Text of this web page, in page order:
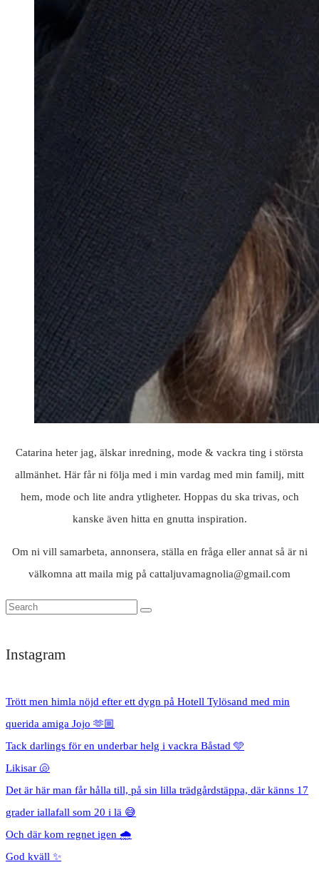
Catarina heter jag, älskar inredning, mode & vackra ting i största
allmänhet. Här får ni följa med i min vardag med min familj, mitt
hem, mode och lite andra ytligheter. Hoppas du ska trivas, och
kanske även hitta en gnutta inspiration.
Om ni vill samarbeta, annonsera, ställa en fråga eller annat så är ni
välkomna att maila mig på cattaljuvamagnolia@gmail.com
Instagram
Trött men himla nöjd efter ett dygn på Hotell Tylösand med min
querida amiga Jojo 🫶🏼
Tack darlings för en underbar helg i vackra Båstad 🩵
Likisar 🐚
Det är här man får hålla till, på sin lilla trädgårdstäppa, där känns 17
grader iallafall som 20 i lä 😅
Och där kom regnet igen 🌧️
God kväll ✨